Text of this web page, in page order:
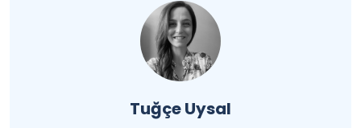
Tuğçe Uysal